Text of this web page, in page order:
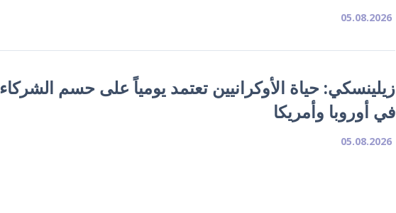
05.08.2026
زيلينسكي: حياة الأوكرانيين تعتمد يومياً على حسم الشركاء
في أوروبا وأمريكا
05.08.2026